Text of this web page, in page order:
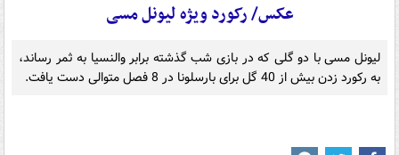
عکس/ رکورد ویژه لیونل مسی
لیونل مسی با دو گلی که در بازی شب گذشته برابر والنسیا به ثمر رساند،
به رکورد زدن بیش از 40 گل برای بارسلونا در 8 فصل متوالی دست یافت.